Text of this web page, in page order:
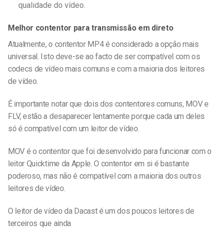
qualidade do vídeo.
Melhor contentor para transmissão em direto
Atualmente, o contentor MP4 é considerado a opção mais
universal. Isto deve-se ao facto de ser compatível com os
codecs de vídeo mais comuns e com a maioria dos leitores
de vídeo.
É importante notar que dois dos contentores comuns, MOV e
FLV, estão a desaparecer lentamente porque cada um deles
só é compatível com um leitor de vídeo.
MOV é o contentor que foi desenvolvido para funcionar com o
leitor Quicktime da Apple. O contentor em si é bastante
poderoso, mas não é compatível com a maioria dos outros
leitores de vídeo.
O leitor de vídeo da Dacast é um dos poucos leitores de
terceiros que ainda